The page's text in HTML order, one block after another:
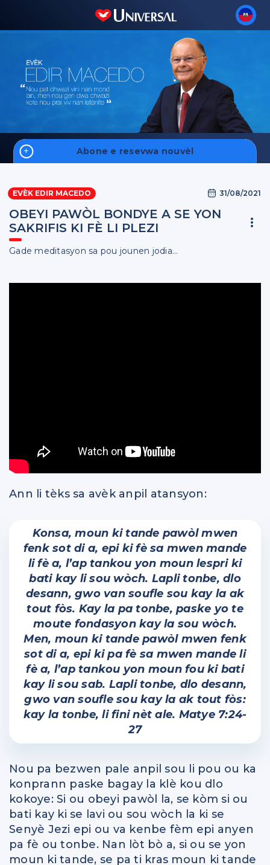
Abone e resevwa nouvèl
Enskri
Fale Conosco
EVÈK EDIR MACEDO 31/08/2021
OBEYI PAWÒL BONDYE A SE YON
SAKRIFIS KI FÈ LI PLEZI
Gade meditasyon sa pou jounen jodia...
Ann li tèks sa avèk anpil atansyon:
Konsa, moun ki tande pawòl mwen
fenk sot di a, epi ki fè sa mwen mande
li fè a, l’ap tankou yon moun lespri ki
bati kay li sou wòch. Lapli tonbe, dlo
desann, gwo van soufle sou kay la ak
tout fòs. Kay la pa tonbe, paske yo te
moute fondasyon kay la sou wòch.
Men, moun ki tande pawòl mwen fenk
sot di a, epi ki pa fè sa mwen mande li
fè a, l’ap tankou yon moun fou ki bati
kay li sou sab. Lapli tonbe, dlo desann,
gwo van soufle sou kay la ak tout fòs:
kay la tonbe, li fini nèt ale. Matye 7:24-
27
Nou pa bezwen pale anpil sou li pou ou ka
konprann paske bagay la klè kou dlo
kokoye: Si ou obeyi pawòl la, se kòm si ou
bati kay ki se lavi ou sou wòch la ki se
Senyè Jezi epi ou va kenbe fèm epi anyen
pa fè ou tonbe. Nan lòt bò a, si ou se yon
moun ki tande, se pa ti kras moun ki tande